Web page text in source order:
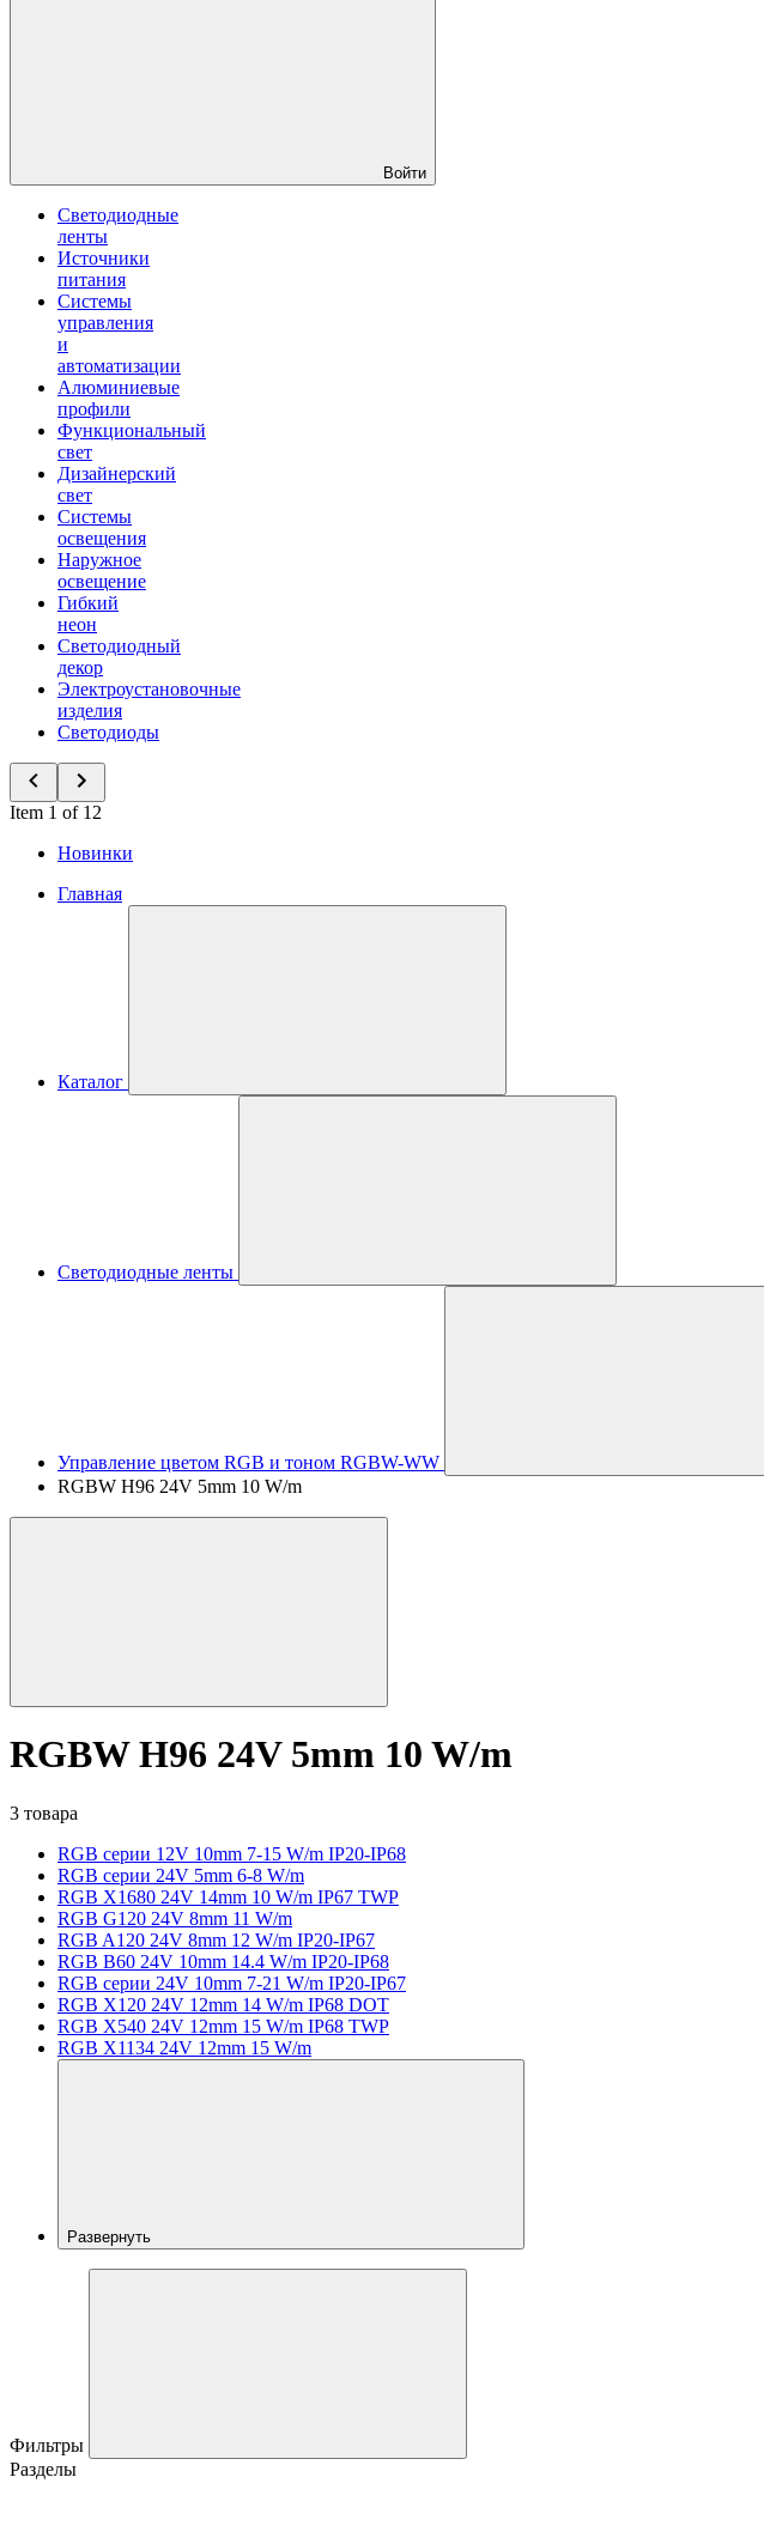
Войти
Светодиодные
ленты
Источники
питания
Системы
управления
и
автоматизации
Алюминиевые
профили
Функциональный
свет
Дизайнерский
свет
Системы
освещения
Наружное
освещение
Гибкий
неон
Светодиодный
декор
Электроустановочные
изделия
Светодиоды
Item 1 of 12
Новинки
Главная
Каталог
Светодиодные ленты
Управление цветом RGB и тоном RGBW-WW
RGBW H96 24V 5mm 10 W/m
RGBW H96 24V 5mm 10 W/m
3 товара
RGB серии 12V 10mm 7-15 W/m IP20-IP68
RGB серии 24V 5mm 6-8 W/m
RGB X1680 24V 14mm 10 W/m IP67 TWP
RGB G120 24V 8mm 11 W/m
RGB A120 24V 8mm 12 W/m IP20-IP67
RGB B60 24V 10mm 14.4 W/m IP20-IP68
RGB серии 24V 10mm 7-21 W/m IP20-IP67
RGB X120 24V 12mm 14 W/m IP68 DOT
RGB X540 24V 12mm 15 W/m IP68 TWP
RGB X1134 24V 12mm 15 W/m
Развернуть
Фильтры
Разделы